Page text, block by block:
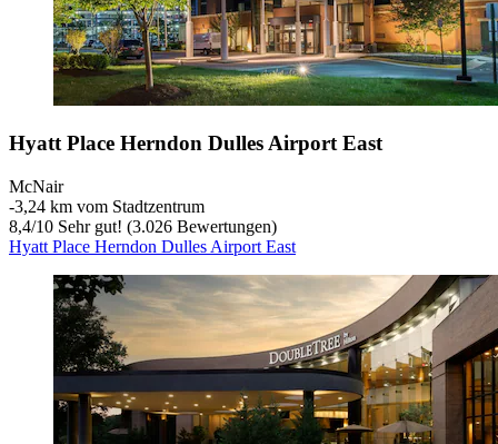
Hyatt Place Herndon Dulles Airport East
McNair
‐3,24 km vom Stadtzentrum
8,4/10 Sehr gut! (3.026 Bewertungen)
Hyatt Place Herndon Dulles Airport East